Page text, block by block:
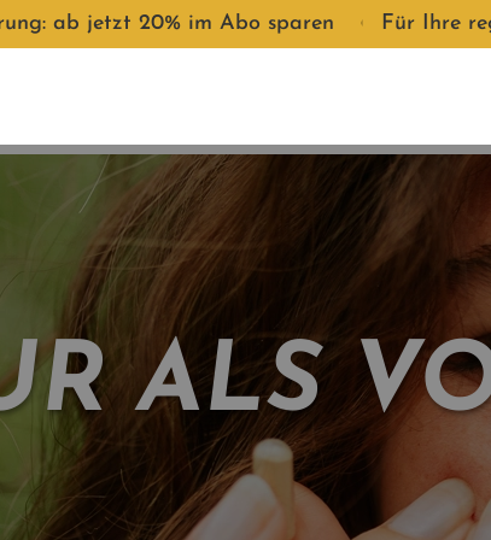
im Abo sparen ● Für Ihre regelmäßige
ALS